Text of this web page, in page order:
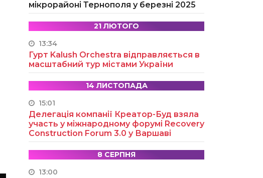
мікрорайоні Тернополя у березні 2025
21 ЛЮТОГО
13:34
Гурт Kalush Orchestra відправляється в
масштабний тур містами України
14 ЛИСТОПАДА
15:01
Делегація компанії Креатор-Буд взяла
участь у міжнародному форумі Recovery
Construction Forum 3.0 у Варшаві
8 СЕРПНЯ
13:00